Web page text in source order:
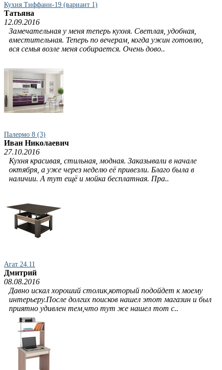
Кухня Тиффани-19 (вариант 1)
Татьяна
12.09.2016
Замечательная у меня теперь кухня. Светлая, удобная,
вместительная. Теперь по вечерам, когда ужин готовлю,
вся семья возле меня собирается. Очень дово..
Палермо 8 (3)
Иван Николаевич
27.10.2016
Кухня красивая, стильная, модная. Заказывали в начале
октября, а уже через неделю её привезли. Благо была в
наличии. А тут ещё и мойка бесплатная. Пра..
Агат 24.11
Дмитрий
08.08.2016
Давно искал хороший столик,который подойдет к моему
интерьеру.После долгих поисков нашел этот магазин и был
приятно удивлен тем,что тут же нашел тот с..